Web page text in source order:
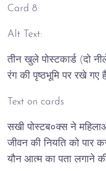
Card 8:
Alt Text:
तीन खुले पोस्टकार्ड (दो
रंग की पृष्ठभूमि पर रखे गए
Text on cards
सखी पोस्टब०क्स ने
जीवन की नियति को
यौन आत्म का पता लगाने